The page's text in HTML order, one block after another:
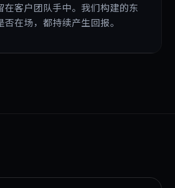
在客户团队手中。我们构建的东
在场，都持续产生回报。